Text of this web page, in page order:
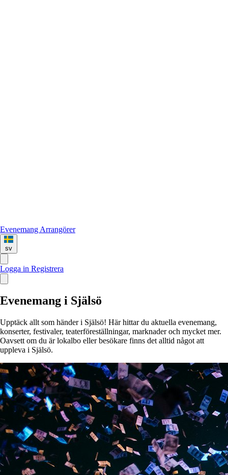
Evenemang Arrangörer
sv
Logga in Registrera
Evenemang i Själsö
Upptäck allt som händer i Själsö! Här hittar du aktuella evenemang,
konserter, festivaler, teaterföreställningar, marknader och mycket mer.
Oavsett om du är lokalbo eller besökare finns det alltid något att
uppleva i Själsö.